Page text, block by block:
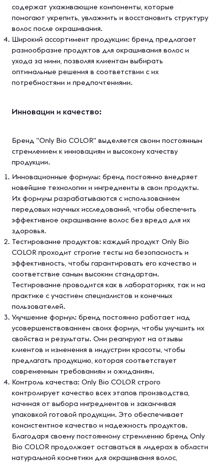
содержат ухаживающие компоненты, которые
помогают укрепить, увлажнить и восстановить структуру
волос после окрашивания.
Широкий ассортимент продукции: бренд предлагает
разнообразие продуктов для окрашивания волос и
ухода за ними, позволяя клиентам выбирать
оптимальные решения в соответствии с их
потребностями и предпочтениями.
Инновации и качество:
Бренд "Only Bio COLOR" выделяется своим постоянным
стремлением к инновациям и высокому качеству
продукции.
Инновационные формулы: бренд постоянно внедряет
новейшие технологии и ингредиенты в свои продукты.
Их формулы разрабатываются с использованием
передовых научных исследований, чтобы обеспечить
эффективное окрашивание волос без вреда для их
здоровья.
Тестирование продуктов: каждый продукт Only Bio
COLOR проходит строгие тесты на безопасность и
эффективность, чтобы гарантировать его качество и
соответствие самым высоким стандартам.
Тестирование проводится как в лабораториях, так и на
практике с участием специалистов и конечных
пользователей.
Улучшение формул: бренд постоянно работает над
усовершенствованием своих формул, чтобы улучшить их
свойства и результаты. Они реагируют на отзывы
клиентов и изменения в индустрии красоты, чтобы
предлагать продукцию, которая соответствует
современным требованиям и ожиданиям.
Контроль качества: Only Bio COLOR строго
контролирует качество всех этапов производства,
начиная от выбора ингредиентов и заканчивая
упаковкой готовой продукции. Это обеспечивает
консистентное качество и надежность продуктов.
Благодаря своему постоянному стремлению бренд Only
Bio COLOR продолжает оставаться в лидерах в области
натуральной косметики для окрашивания волос,